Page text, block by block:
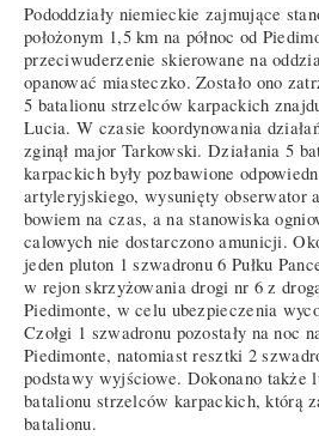
Pododdziały niemieckie zajmujące
położonym 1,5 km na północ od
przeciwuderzenie skierowane na
opanować miasteczko. Zostało ono
5 batalionu strzelców karpackich
Lucia. W czasie koordynowania
zginął major Tarkowski. Działania 5
karpackich były pozbawione
artyleryjskiego, wysunięty obserwator
bowiem na czas, a na stanowiska
calowych nie dostarczono amunicji.
jeden pluton 1 szwadronu 6 Pułku
w rejon skrzyżowania drogi nr 6 z
Piedimonte, w celu ubezpieczenia
Czołgi 1 szwadronu pozostały na noc
Piedimonte, natomiast resztki 2
podstawy wyjściowe. Dokonano także
batalionu strzelców karpackich, którą
batalionu.